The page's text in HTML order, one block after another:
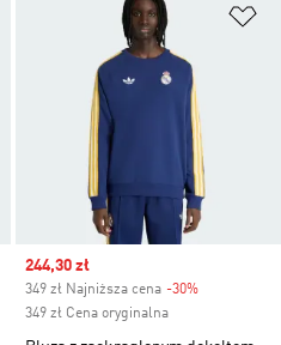
Dodaj do listy życzeń
Sale price
244,30 zł
349 zł Najniższa cena -30%
349 zł Cena oryginalna